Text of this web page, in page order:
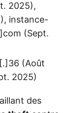
2025),
instance-
(Sept.
(Août
2025)
des